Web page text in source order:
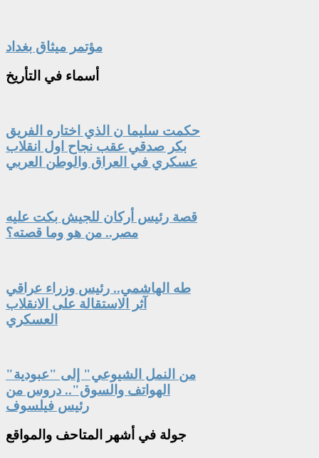
مؤتمر ميثاق بغداد
أسماء في التأريخ
حكمت سليما ن الذي اختاره الفريق
بكر صدقي عقب نجاح اول انقلاب
عسكري في العراق والوطن العربي
قصة رئيس أركان للجيش بكت عليه
مصر.. من هو وما قصته؟
طه الهاشمي.. رئيس وزراء عراقي
آثر الاستقالة على الانقلاب
العسكري
"من النمل الشيوعي" إلى "عبودية
الهواتف والسوق".. دروس من
رئيس فيلسوف
جولة في أشهر المتاحف والمواقع